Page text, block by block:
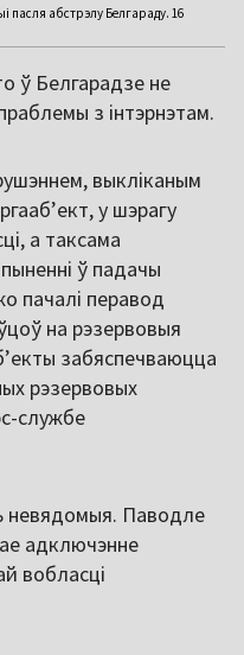
пасля абстрэлу Белгараду. 16
ў Белгарадзе не
з інтэрнэтам.
выкліканым
у шэрагу
а таксама
ў падачы
пачалі перавод
на рэзервовыя
забяспечваюцца
рэзервовых
службе
невядомыя. Паводле
адключэнне
вобласці